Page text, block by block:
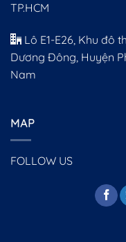
TP.HCM
Lô E1-E26, Khu đô
Dương Đông, Huyện
Nam
MAP
FOLLOW US